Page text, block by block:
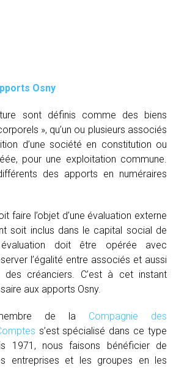
Osny
sont définis comme des biens
», qu’un ou plusieurs associés
d’une société en constitution ou
pour une exploitation commune.
des apports en numéraires
faire l’objet d’une évaluation externe
soit inclus dans le capital social de
évaluation doit être opérée avec
l’égalité entre associés et aussi
des créanciers. C’est à cet instant
aux apports Osny.
de la Compagnie des
s’est spécialisé dans ce type
1971, nous faisons bénéficier de
entreprises et les groupes en les